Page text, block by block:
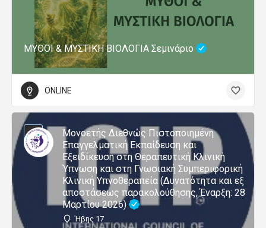
ΜΥΘΟΙ & ΜΥΣΤΙΚΗ ΒΙΟΛΟΓΙΑ Σεμινάριο
ONLINE
Μονοετής Διεθνώς Πιστοποιημένη
Επαγγελματική Εκπαίδευση και
Εξειδίκευση στη Θεραπευτική Κλινική
Ύπνωση και στη Γνωσιακή Συμπεριφορική
Κλινική Υπνοθεραπεία (Δυνατότητα και εξ
αποστάσεως παρακολούθησης, Έναρξη: 28
Μαρτίου 2026)
Ήβης 17